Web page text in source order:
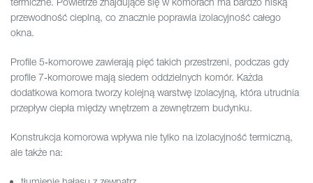
przewodność cieplną, co znacznie poprawia izolacyjność całego
okna.
Profile 5‑komorowe zawierają pięć takich przestrzeni, podczas gdy
profile 7‑komorowe mają siedem oddzielnych komór. Każda
dodatkowa komora tworzy kolejną warstwę izolacyjną, która utrudnia
przepływ ciepła między wnętrzem a zewnętrzem budynku.
Konstrukcja komorowa wpływa nie tylko na izolacyjność termiczną,
ale także na: